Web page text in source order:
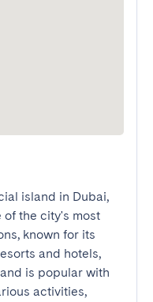
island in Dubai,
of the city's most
known for its
and hotels,
is popular with
activities,